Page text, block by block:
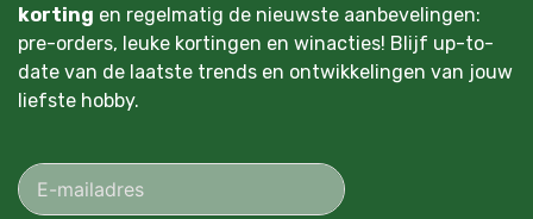
korting en regelmatig de nieuwste aanbevelingen:
pre-orders, leuke kortingen en winacties! Blijf up-to-
date van de laatste trends en ontwikkelingen van jouw
liefste hobby.